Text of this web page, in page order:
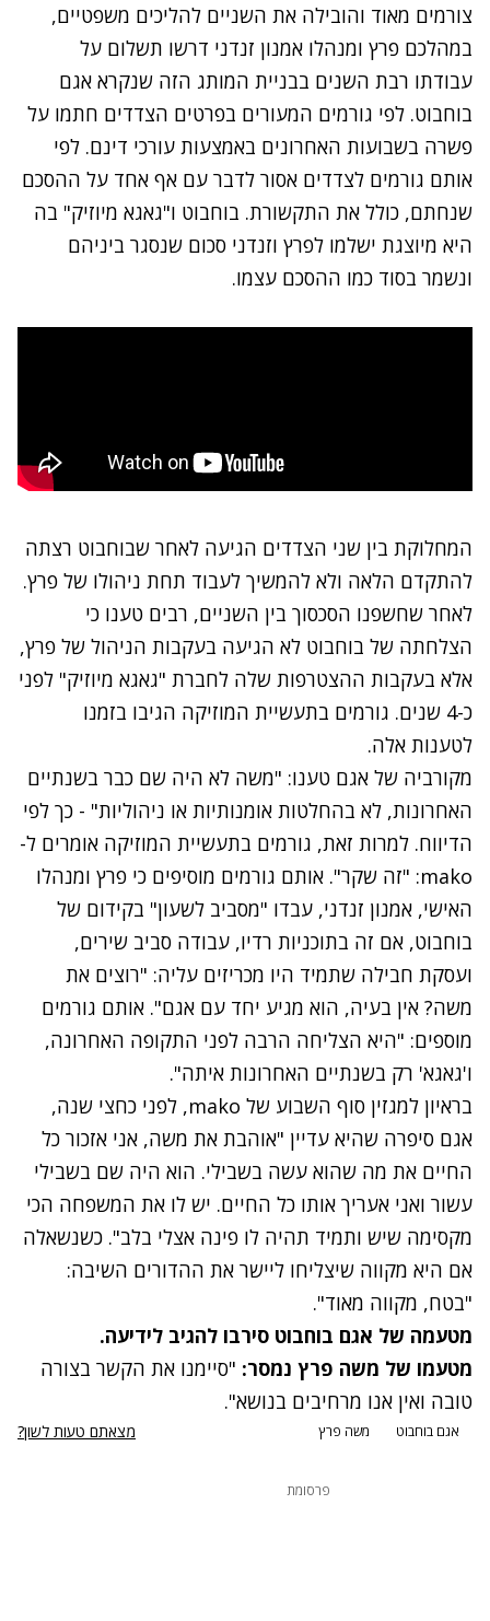
צורמים מאוד והובילה את השניים להליכים משפטיים,
במהלכם פרץ ומנהלו אמנון זנדני דרשו תשלום על
עבודתו רבת השנים בבניית המותג הזה שנקרא אגם
בוחבוט. לפי גורמים המעורים בפרטים הצדדים חתמו על
פשרה בשבועות האחרונים באמצעות עורכי דינם. לפי
אותם גורמים לצדדים אסור לדבר עם אף אחד על ההסכם
שנחתם, כולל את התקשורת. בוחבוט ו"גאגא מיוזיק" בה
היא מיוצגת ישלמו לפרץ וזנדני סכום שנסגר ביניהם
ונשמר בסוד כמו ההסכם עצמו.
המחלוקת בין שני הצדדים הגיעה לאחר שבוחבוט רצתה
להתקדם הלאה ולא להמשיך לעבוד תחת ניהולו של פרץ.
לאחר שחשפנו הסכסוך בין השניים, רבים טענו כי
הצלחתה של בוחבוט לא הגיעה בעקבות הניהול של פרץ,
אלא בעקבות ההצטרפות שלה לחברת "גאגא מיוזיק" לפני
כ-4 שנים. גורמים בתעשיית המוזיקה הגיבו בזמנו
לטענות אלה.
מקורביה של אגם טענו: "משה לא היה שם כבר בשנתיים
האחרונות, לא בהחלטות אומנותיות או ניהוליות" - כך לפי
הדיווח. למרות זאת, גורמים בתעשיית המוזיקה אומרים ל-
mako: "זה שקר". אותם גורמים מוסיפים כי פרץ ומנהלו
האישי, אמנון זנדני, עבדו "מסביב לשעון" בקידום של
בוחבוט, אם זה בתוכניות רדיו, עבודה סביב שירים,
ועסקת חבילה שתמיד היו מכריזים עליה: "רוצים את
משה? אין בעיה, הוא מגיע יחד עם אגם". אותם גורמים
מוספים: "היא הצליחה הרבה לפני התקופה האחרונה,
ו'גאגא' רק בשנתיים האחרונות איתה".
בראיון למגזין סוף השבוע של mako
, לפני כחצי שנה,
אגם סיפרה שהיא עדיין "אוהבת את משה, אני אזכור כל
החיים את מה שהוא עשה בשבילי. הוא היה שם בשבילי
עשור ואני אעריך אותו כל החיים. יש לו את המשפחה הכי
מקסימה שיש ותמיד תהיה לו פינה אצלי בלב". כשנשאלה
אם היא מקווה שיצליחו ליישר את ההדורים השיבה:
"בטח, מקווה מאוד".
מטעמה של אגם בוחבוט סירבו להגיב לידיעה.
מטעמו של משה פרץ נמסר: "סיימנו את הקשר בצורה
טובה ואין אנו מרחיבים בנושא".
אגם בוחבוט משה פרץ מצאתם טעות לשון?
פרסומת